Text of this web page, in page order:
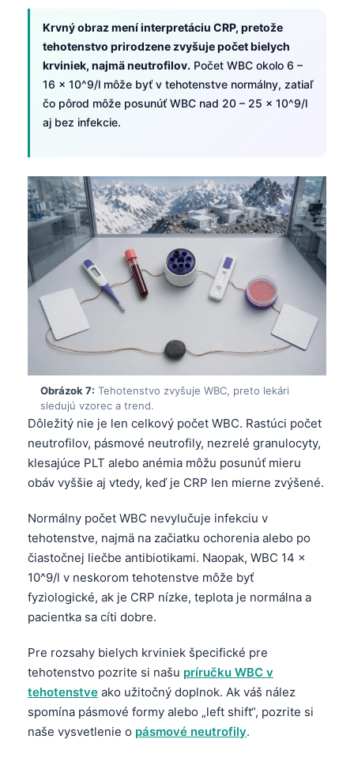
Krvný obraz mení interpretáciu CRP, pretože
tehotenstvo prirodzene zvyšuje počet bielych
krviniek, najmä neutrofilov. Počet WBC okolo 6 –
16 × 10^9/l môže byť v tehotenstve normálny, zatiaľ
čo pôrod môže posunúť WBC nad 20 – 25 × 10^9/l
aj bez infekcie.
Obrázok 7: Tehotenstvo zvyšuje WBC, preto lekári
sledujú vzorec a trend.
Dôležitý nie je len celkový počet WBC. Rastúci počet
neutrofilov, pásmové neutrofily, nezrelé granulocyty,
klesajúce PLT alebo anémia môžu posunúť mieru
obáv vyššie aj vtedy, keď je CRP len mierne zvýšené.
Normálny počet WBC nevylučuje infekciu v
tehotenstve, najmä na začiatku ochorenia alebo po
čiastočnej liečbe antibiotikami. Naopak, WBC 14 ×
10^9/l v neskorom tehotenstve môže byť
fyziologické, ak je CRP nízke, teplota je normálna a
pacientka sa cíti dobre.
Pre rozsahy bielych krviniek špecifické pre
tehotenstvo pozrite si našu príručku WBC v
tehotenstve ako užitočný doplnok. Ak váš nález
spomína pásmové formy alebo „left shift“, pozrite si
naše vysvetlenie o pásmové neutrofily.
Lietuvių kalba
Polski
한국어
Magyar
বাংলা
اردو
मराठी
తెలుగు
தமிழ்
ગુજરાતી
ಕನ್ನಡ
മലയാളം
Bahasa Melayu
Tiếng Việt
Tagalog
ไทย
ဗမာစာ
ភាសាខ្មែរ
Kiswahili
O‘zbekcha
Català
Қазақ тілі
Suomi